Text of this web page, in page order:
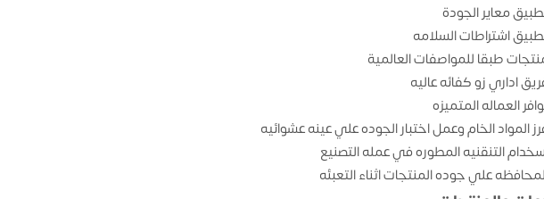
معاير الجودة
اشتراطات السلامه
طبقا للمواصفات العالمية
اداري زو كفائه عاليه
العماله المتميزه
المواد الخام وعمل اختبار الجوده علي عينه عشوائيه
التنقنيه المطوره في عمله التصنيع
علي جوده المنتجات اثناء التعبئه